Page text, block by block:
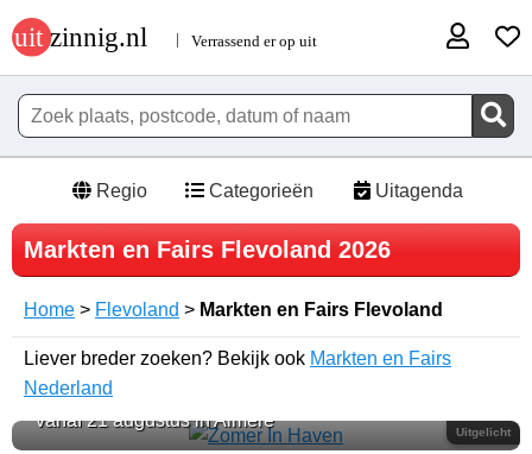
Regio Categorieën Uitagenda
Markten en Fairs Flevoland 2026
Home > Flevoland > Markten en Fairs Flevoland
Liever breder zoeken? Bekijk ook Markten en Fairs
Nederland
Uitgelicht
Zomer In Haven
vanaf 21 augustus in Almere